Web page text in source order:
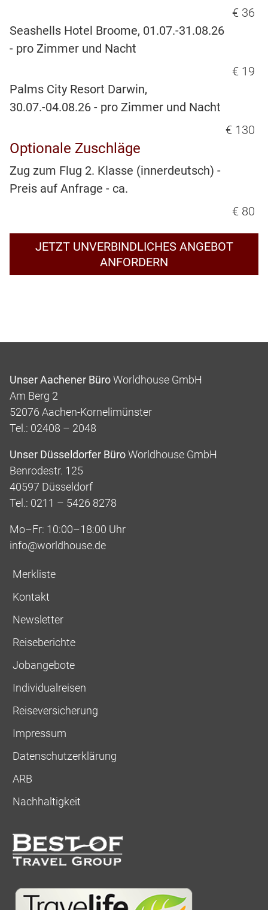
€ 36
Seashells Hotel Broome, 01.07.-31.08.26
- pro Zimmer und Nacht
€ 19
Palms City Resort Darwin,
30.07.-04.08.26 - pro Zimmer und Nacht
€ 130
Optionale Zuschläge
Zug zum Flug 2. Klasse (innerdeutsch) -
Preis auf Anfrage - ca.
€ 80
JETZT UNVERBINDLICHES ANGEBOT
ANFORDERN
Unser Aachener BüroWorldhouse GmbH
Am Berg 2
52076 Aachen-Kornelimünster
Tel.: 02408 – 2048
Unser Düsseldorfer BüroWorldhouse GmbH
Benrodestr. 125
40597 Düsseldorf
Tel.: 0211 – 5426 8278
Mo–Fr: 10:00–18:00 Uhr
info@worldhouse.de
Merkliste
Kontakt
Newsletter
Reiseberichte
Jobangebote
Individualreisen
Reiseversicherung
Impressum
Datenschutzerklärung
ARB
Nachhaltigkeit